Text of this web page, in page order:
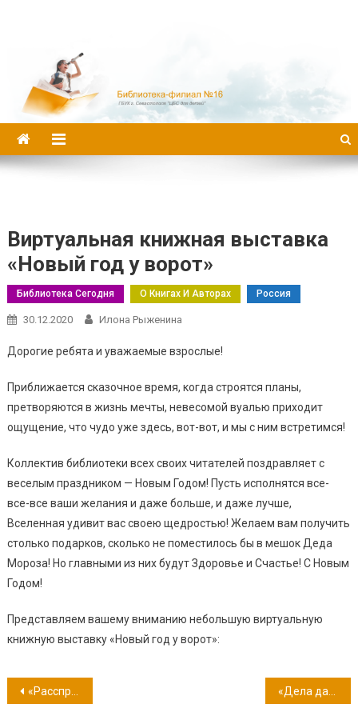
Виртуальная книжная выставка
«Новый год у ворот»
Библиотека Сегодня О Книгах И Авторах Россия
30.12.2020 Илона Рыженина
Дорогие ребята и уважаемые взрослые!
Приближается сказочное время, когда строятся планы,
претворяются в жизнь мечты, невесомой вуалью приходит
ощущение, что чудо уже здесь, вот-вот, и мы с ним встретимся!
Коллектив библиотеки всех своих читателей поздравляет с
веселым праздником — Новым Годом! Пусть исполнятся все-
все-все ваши желания и даже больше, и даже лучше,
Вселенная удивит вас своею щедростью! Желаем вам получить
столько подарков, сколько не поместилось бы в мешок Деда
Мороза! Но главными из них будут Здоровье и Счастье! С Новым
Годом!
Представляем вашему вниманию небольшую виртуальную
книжную выставку «Новый год у ворот»:
Навигация
«Расспрашивайте про меня у моих книг» — Джозеф Редьярд Киплинг (155 лет со дня рождения)